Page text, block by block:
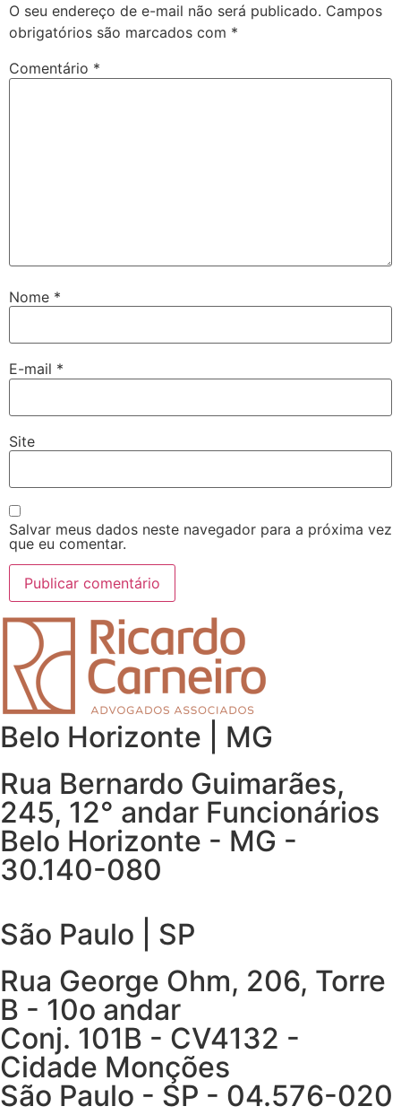
O seu endereço de e-mail não será publicado. Campos
obrigatórios são marcados com *
Comentário *
Nome *
E-mail *
Site
Salvar meus dados neste navegador para a próxima vez
que eu comentar.
Belo Horizonte | MG
Rua Bernardo Guimarães,
245, 12° andar Funcionários
Belo Horizonte - MG -
30.140-080
São Paulo | SP
Rua George Ohm, 206, Torre
B - 10o andar
Conj. 101B - CV4132 -
Cidade Monções
São Paulo - SP - 04.576-020